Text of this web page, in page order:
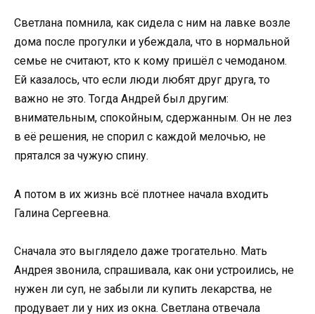
Светлана помнила, как сидела с ним на лавке возле
дома после прогулки и убеждала, что в нормальной
семье не считают, кто к кому пришёл с чемоданом.
Ей казалось, что если люди любят друг друга, то
важно не это. Тогда Андрей был другим:
внимательным, спокойным, сдержанным. Он не лез
в её решения, не спорил с каждой мелочью, не
прятался за чужую спину.
А потом в их жизнь всё плотнее начала входить
Галина Сергеевна.
Сначала это выглядело даже трогательно. Мать
Андрея звонила, спрашивала, как они устроились, не
нужен ли суп, не забыли ли купить лекарства, не
продувает ли у них из окна. Светлана отвечала